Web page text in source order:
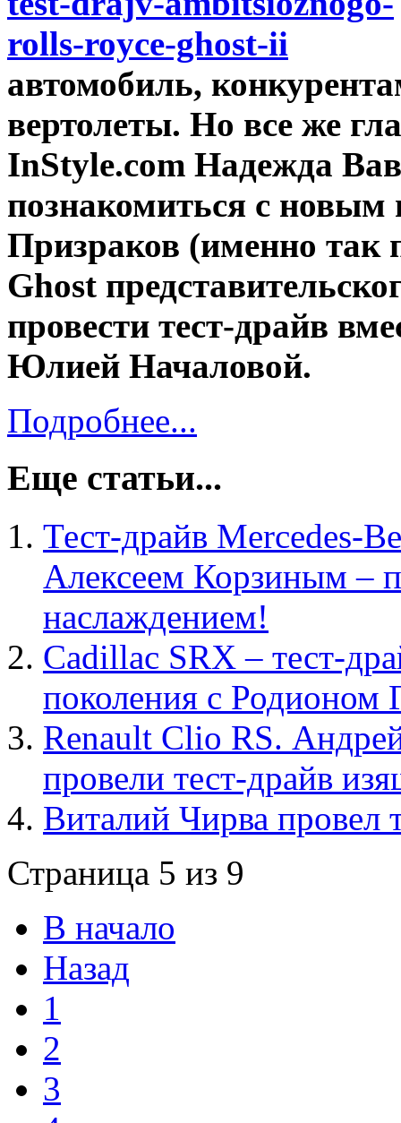
автомобиль,
вертолеты. Но все же
InStyle.com Надежда
познакомиться с новым
Призраков (именно так
Ghost
провести тест-драйв
Юлией Началовой.
Подробнее...
Еще статьи...
Тест-драйв Mercedes-
Алексеем Корзиным –
наслаждением!
Cadillac SRX – тест-
поколения с Родионом
Renault Clio RS.
провели тест-драйв
Виталий Чирва провел
Страница 5 из 9
В начало
Назад
1
2
3